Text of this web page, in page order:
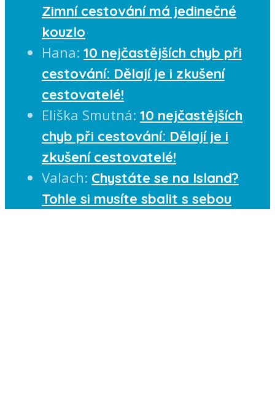
Zimní cestování má jedinečné
kouzlo
Hana: 10 nejčastějších chyb při
cestování: Dělají je i zkušení
cestovatelé!
Eliška Smutná: 10 nejčastějších
chyb při cestování: Dělají je i
zkušení cestovatelé!
Valach: Chystáte se na Island?
Tohle si musíte sbalit s sebou